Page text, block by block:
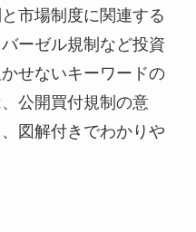
市場制度に関連する
ーゼル規制など投資
せないキーワードの
公開買付規制の意
図解付きでわかりや